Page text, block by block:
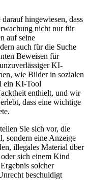
hingewiesen, dass
nicht nur für
auf seine
auch für die Suche
Beweisen für
KI-
wie Bilder in sozialen
ein KI-Tool
enthielt, und wir
dass eine wichtige
Sie sich vor, die
sondern eine Anzeige
illegales Material über
sich einem Kind
solcher
beschuldigt